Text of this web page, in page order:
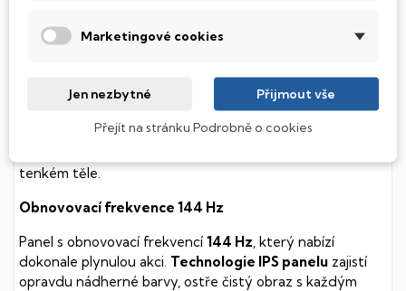
Integrovaný systém úsporných LED diod osvítí jednotlivé
klávesy tak, aby byly krásně čitelné i během temné noci,
MSI Thin
Herní počítač s kvalitní klávesnicí a 3D zvukem, který
tenkém těle.
Obnovovací frekvence 144 Hz
Panel s obnovovací frekvencí 144 Hz , který nabízí
dokonale plynulou akci. Technologie IPS panelu zajistí
opravdu nádherné barvy, ostře čistý obraz s každým
Marketingové cookies
Jen nezbytné Přijmout vše
Přejít na stránku Podrobně o cookies